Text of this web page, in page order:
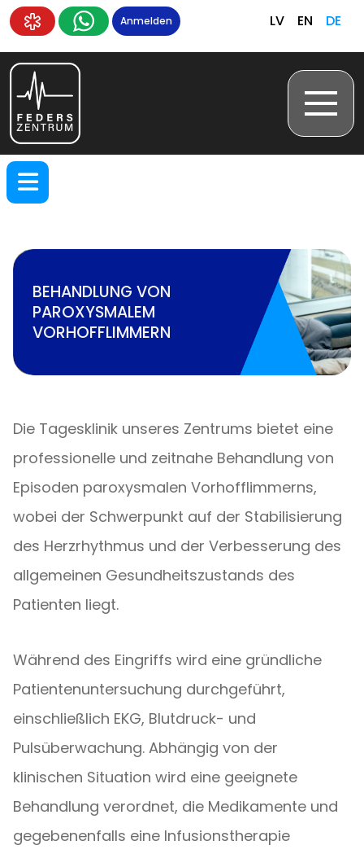
Anmelden LV EN DE
BEHANDLUNG VON
PAROXYSMALEM
VORHOFFLIMMERN
Die Tagesklinik unseres Zentrums bietet eine
professionelle und zeitnahe Behandlung von
Episoden paroxysmalen Vorhofflimmerns,
wobei der Schwerpunkt auf der Stabilisierung
des Herzrhythmus und der Verbesserung des
allgemeinen Gesundheitszustands des
Patienten liegt.
Während des Eingriffs wird eine gründliche
Patientenuntersuchung durchgeführt,
einschließlich EKG, Blutdruck- und
Pulsüberwachung. Abhängig von der
klinischen Situation wird eine geeignete
Behandlung verordnet, die Medikamente und
gegebenenfalls eine Infusionstherapie